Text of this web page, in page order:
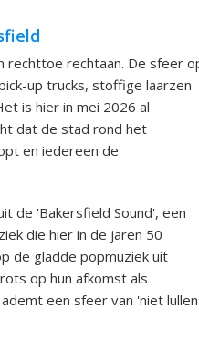
rechttoe rechtaan. De sfeer
up trucks, stoffige laarzen
is hier in mei 2026 al
dat de stad rond het
en iedereen de
de 'Bakersfield Sound', een
die hier in de jaren 50
de gladde popmuziek uit
op hun afkomst als
een sfeer van 'niet lullen